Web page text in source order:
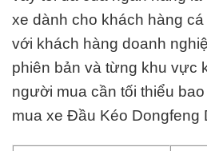
xe dành cho khách hàng
với khách hàng doanh
phiên bản và từng khu vực
người mua cần tối thiểu
mua xe Đầu Kéo Dongfeng